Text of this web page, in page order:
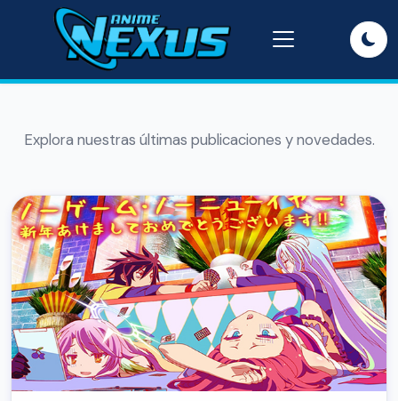
Explora nuestras últimas publicaciones y novedades.